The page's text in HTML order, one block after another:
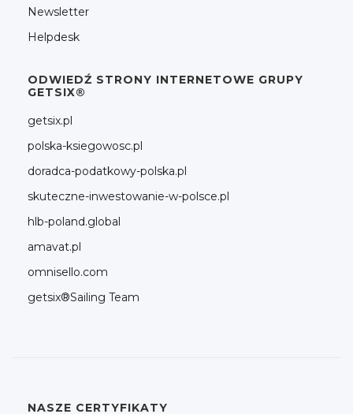
Newsletter
Helpdesk
ODWIEDŹ STRONY INTERNETOWE GRUPY
GETSIX®
getsix.pl
polska-ksiegowosc.pl
doradca-podatkowy-polska.pl
skuteczne-inwestowanie-w-polsce.pl
hlb-poland.global
amavat.pl
omnisello.com
getsix®Sailing Team
NASZE CERTYFIKATY